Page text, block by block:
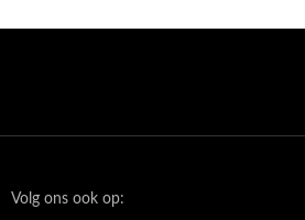
Volg ons ook op: